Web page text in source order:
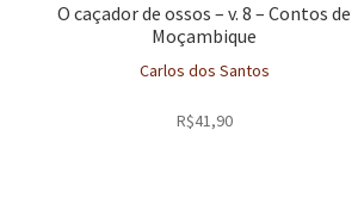
O caçador de ossos – v. 8 – Contos de
Moçambique
Carlos dos Santos
R$41,90